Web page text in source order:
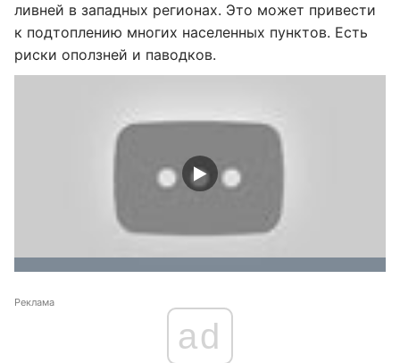
ливней в западных регионах. Это может привести
к подтоплению многих населенных пунктов. Есть
риски оползней и паводков.
Реклама
ad